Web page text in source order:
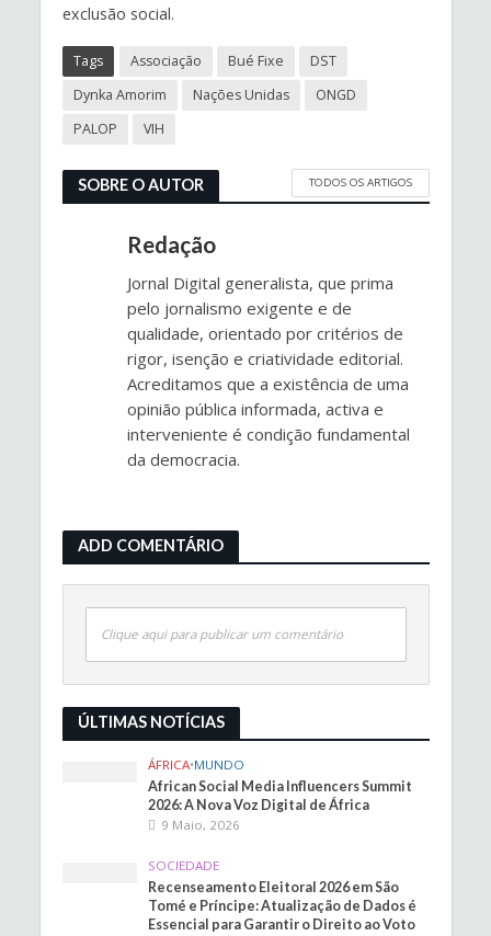
exclusão social.
Tags Associação Bué Fixe
DST
Dynka Amorim
Nações Unidas
ONGD
PALOP
VIH
SOBRE O AUTOR TODOS OS ARTIGOS
Redação
Jornal Digital generalista, que prima
pelo jornalismo exigente e de
qualidade, orientado por critérios de
rigor, isenção e criatividade editorial.
Acreditamos que a existência de uma
opinião pública informada, activa e
interveniente é condição fundamental
da democracia.
ADD COMENTÁRIO
Clique aqui para publicar um comentário
ÚLTIMAS NOTÍCIAS
ÁFRICA•MUNDO
African Social Media Influencers Summit
2026: A Nova Voz Digital de África
9 Maio, 2026
SOCIEDADE
Recenseamento Eleitoral 2026 em São
Tomé e Príncipe: Atualização de Dados é
Essencial para Garantir o Direito ao Voto